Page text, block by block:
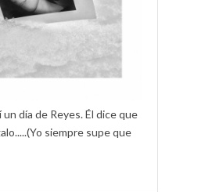
día de Reyes. Él dice que
siempre supe que